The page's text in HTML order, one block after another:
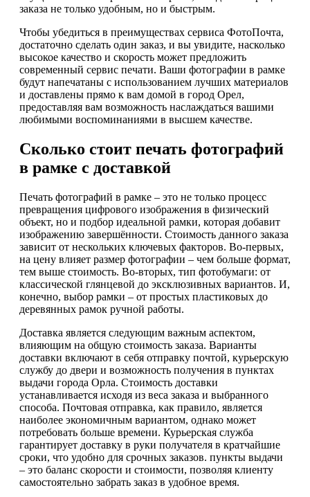
заказа не только удобным, но и быстрым.
Чтобы убедиться в преимуществах сервиса ФотоПочта,
достаточно сделать один заказ, и вы увидите, насколько
высокое качество и скорость может предложить
современный сервис печати. Ваши фотографии в рамке
будут напечатаны с использованием лучших материалов
и доставлены прямо к вам домой в город Орел,
предоставляя вам возможность наслаждаться вашими
любимыми воспоминаниями в высшем качестве.
Сколько стоит печать фотографий
в рамке с доставкой
Печать фотографий в рамке – это не только процесс
превращения цифрового изображения в физический
объект, но и подбор идеальной рамки, которая добавит
изображению завершённости. Стоимость данного заказа
зависит от нескольких ключевых факторов. Во-первых,
на цену влияет размер фотографии – чем больше формат,
тем выше стоимость. Во-вторых, тип фотобумаги: от
классической глянцевой до эксклюзивных вариантов. И,
конечно, выбор рамки – от простых пластиковых до
деревянных рамок ручной работы.
Доставка является следующим важным аспектом,
влияющим на общую стоимость заказа. Варианты
доставки включают в себя отправку почтой, курьерскую
службу до двери и возможность получения в пунктах
выдачи города Орла. Стоимость доставки
устанавливается исходя из веса заказа и выбранного
способа. Почтовая отправка, как правило, является
наиболее экономичным вариантом, однако может
потребовать больше времени. Курьерская служба
гарантирует доставку в руки получателя в кратчайшие
сроки, что удобно для срочных заказов. пункты выдачи
– это баланс скорости и стоимости, позволяя клиенту
самостоятельно забрать заказ в удобное время.